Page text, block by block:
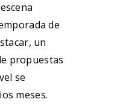
de
un
propuestas
se
meses.